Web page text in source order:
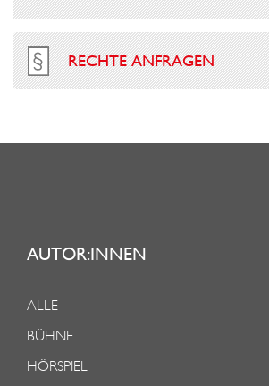
RECHTE ANFRAGEN
AUTOR:INNEN
ALLE
BÜHNE
HÖRSPIEL